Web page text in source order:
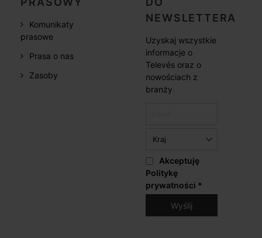
Komunikaty
prasowe
Prasa o nas
Zasoby
NEWSLETTERA
Uzyskaj wszystkie
informacje o
Televés oraz o
nowościach z
branży
Akceptuję
Politykę
prywatności *